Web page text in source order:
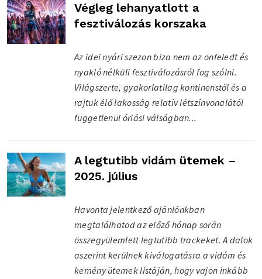
Végleg lehanyatlott a
fesztiválozás korszaka
Az idei nyári szezon biza nem az önfeledt és
nyakló nélküli fesztiválozásról fog szólni.
Világszerte, gyakorlatilag kontinenstől és a
rajtuk élő lakosság relatív létszínvonalától
függetlenül óriási válságban...
A legtutibb vidám ütemek –
2025. július
Havonta jelentkező ajánlónkban
megtalálhatod az előző hónap során
összegyülemlett legtutibb trackeket. A dalok
aszerint kerülnek kiválogatásra a vidám és
kemény ütemek listáján, hogy vajon inkább